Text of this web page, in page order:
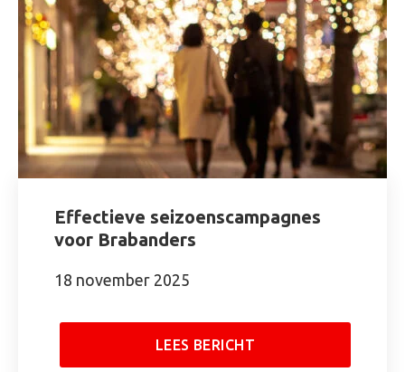
Effectieve seizoenscampagnes
voor Brabanders
18 november 2025
LEES BERICHT